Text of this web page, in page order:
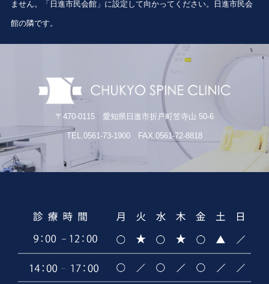
ません。「日進市民会館」に設定して向かってください。日進市民会
館の隣です。
〒470-0115 愛知県日進市折戸町笠寺山 50-6
TEL.0561-73-1900 FAX.0561-72-8818